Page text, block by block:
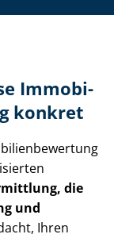
Im­mo­bi­
konkret
die
und
Ihren